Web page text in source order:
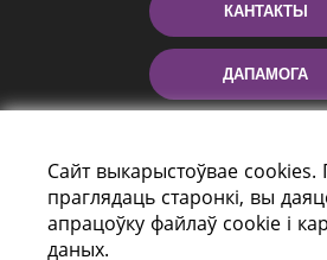
КАНТАКТЫ
ДАПАМОГА
Сайт выкарыстоўвае
праглядаць старонкі, вы
апрацоўку файлаў cookie і
даных.